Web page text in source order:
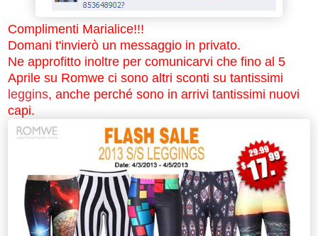
Complimenti Marialice!!!
Domani t'invierò un messaggio in privato.
Ne approfitto inoltre per comunicarvi che fino al 5
Aprile su Romwe ci sono altri sconti su tantissimi
leggins, anche perché sono in arrivi tantissimi nuovi
capi.